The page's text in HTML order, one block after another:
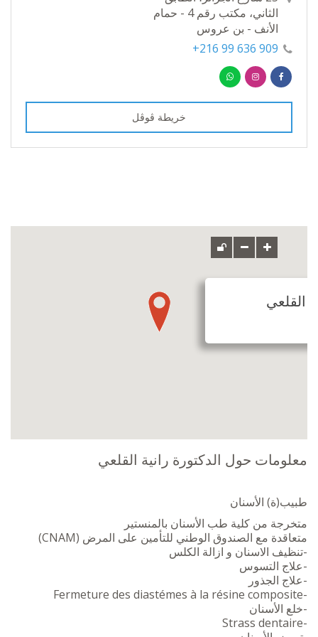
الثاني، مكتب رقم 4 - حمام
الأنف - بن عروس
909 636 99 216+
خريطة ڨوڨل
القلعي
معلومات حول الدكتورة رانية القلعي
طبيب(ة) الأسنان
متخرجة من كلية طب الأسنان بالمنستير
متعاقدة مع الصندوق الوطني للتأمين على المرض (CNAM)
-تنظيف الاسنان و ازالة الكلس
-علاج التسوس
-علاج الجذور
-Fermeture des diastémes à la résine composite
-خلع الأسنان
-Strass dentaire